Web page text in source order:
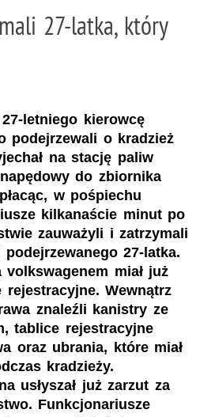
27-latka, który
letniego kierowcę
podejrzewali o kradzież
na stację paliw
do zbiornika
w pośpiechu
kilkanaście minut po
zauważyli i zatrzymali
27-latka.
miał już
rejestracyjne. Wewnątrz
znaleźli kanistry ze
tablice rejestracyjne
oraz ubrania, które miał
kradzieży.
usłyszał już zarzut za
Funkcjonariusze